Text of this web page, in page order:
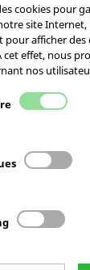
nuelle.fr
cookies pour
site
pour afficher
cet effet, nous
nos